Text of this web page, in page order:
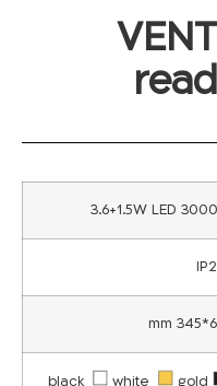
3.6+1.5W LED
white gold